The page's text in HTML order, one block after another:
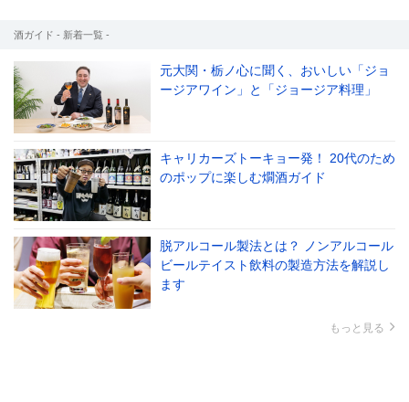
酒ガイド - 新着一覧 -
元大関・栃ノ心に聞く、おいしい「ジョ
ージアワイン」と「ジョージア料理」
キャリカーズトーキョー発！ 20代のため
のポップに楽しむ燗酒ガイド
脱アルコール製法とは？ ノンアルコール
ビールテイスト飲料の製造方法を解説し
ます
もっと見る